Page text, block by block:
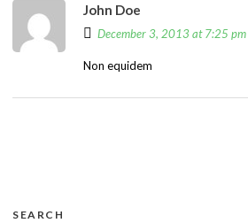
John Doe
December 3, 2013 at 7:25 pm
Non equidem
SEARCH